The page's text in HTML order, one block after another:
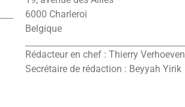
6000 Charleroi
Belgique
Rédacteur en chef : Thierry Verhoeven
Secrétaire de rédaction : Beyyah Yirik